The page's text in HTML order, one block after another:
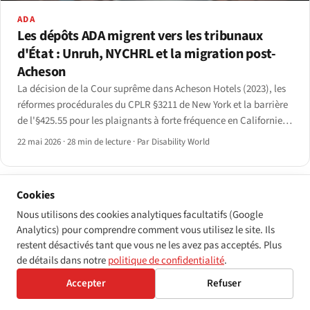
ADA
Les dépôts ADA migrent vers les tribunaux
d'État : Unruh, NYCHRL et la migration post-
Acheson
La décision de la Cour suprême dans Acheson Hotels (2023), les
réformes procédurales du CPLR §3211 de New York et la barrière
de l'§425.55 pour les plaignants à forte fréquence en Californie
ont déplacé de manière mesurable les dépôts ADA des
22 mai 2026 ·28 min de lecture · Par Disability World
Cookies
Nous utilisons des cookies analytiques facultatifs (Google
Analytics) pour comprendre comment vous utilisez le site. Ils
restent désactivés tant que vous ne les avez pas acceptés. Plus
de détails dans notrepolitique de confidentialité.
Accepter
Refuser